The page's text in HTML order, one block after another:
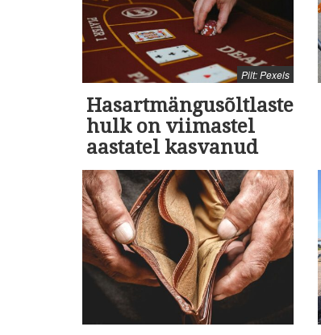
Pilt: Pexels
Hasartmängusõltlaste
hulk on viimastel
aastatel kasvanud